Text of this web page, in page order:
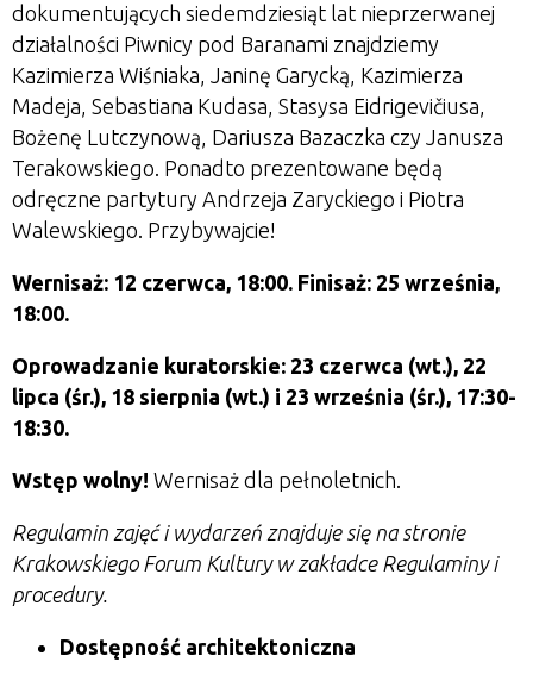
dokumentujących siedemdziesiąt lat nieprzerwanej
działalności Piwnicy pod Baranami znajdziemy
Kazimierza Wiśniaka, Janinę Garycką, Kazimierza
Madeja, Sebastiana Kudasa, Stasysa Eidrigevičiusa,
Bożenę Lutczynową, Dariusza Bazaczka czy Janusza
Terakowskiego. Ponadto prezentowane będą
odręczne partytury Andrzeja Zaryckiego i Piotra
Walewskiego. Przybywajcie!
Wernisaż: 12 czerwca, 18:00. Finisaż: 25 września,
18:00.
Oprowadzanie kuratorskie: 23 czerwca (wt.), 22
lipca (śr.), 18 sierpnia (wt.) i 23 września (śr.), 17:30-
18:30.
Wstęp wolny! Wernisaż dla pełnoletnich.
Regulamin zajęć i wydarzeń znajduje się na stronie
Krakowskiego Forum Kultury w zakładce Regulaminy i
procedury.
Dostępność architektoniczna